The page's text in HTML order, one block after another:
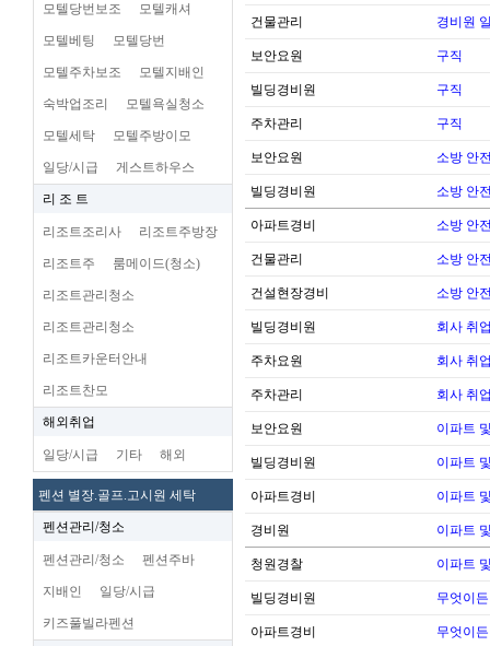
모텔당번보조 모텔캐셔
모텔베팅 모텔당번
모텔주차보조 모텔지배인
숙박업조리 모텔욕실청소
모텔세탁 모텔주방이모
일당/시급 게스트하우스
리 조 트
리조트조리사 리조트주방장
리조트주 룸메이드(청소)
리조트관리청소
리조트관리청소
리조트카운터안내
리조트찬모
해외취업
일당/시급 기타 해외
펜션 별장.골프.고시원 세탁
펜션관리/청소
펜션관리/청소 펜션주바
지배인 일당/시급
키즈풀빌라펜션
건물관리 경비원
보안요원 구직
빌딩경비원 구직
주차관리 구직
보안요원 소방 안
빌딩경비원 소방 안
아파트경비 소방 안
건물관리 소방 안
건설현장경비 소방 안
빌딩경비원 회사 취
주차요원 회사 취
주차관리 회사 취
보안요원 이파트
빌딩경비원 이파트
아파트경비 이파트
경비원 이파트
청원경찰 이파트
빌딩경비원 무엇이
아파트경비 무엇이